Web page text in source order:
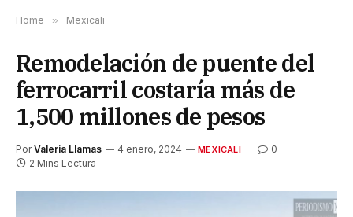
Home » Mexicali
Remodelación de puente del
ferrocarril costaría más de
1,500 millones de pesos
Por Valeria Llamas 4 enero, 2024 MEXICALI
0
2 Mins Lectura